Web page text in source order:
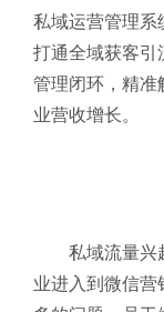
私域运营管理系
打通全域获客引
管理闭环，精准
业营收增长。
私域流量兴
业进入到微信营